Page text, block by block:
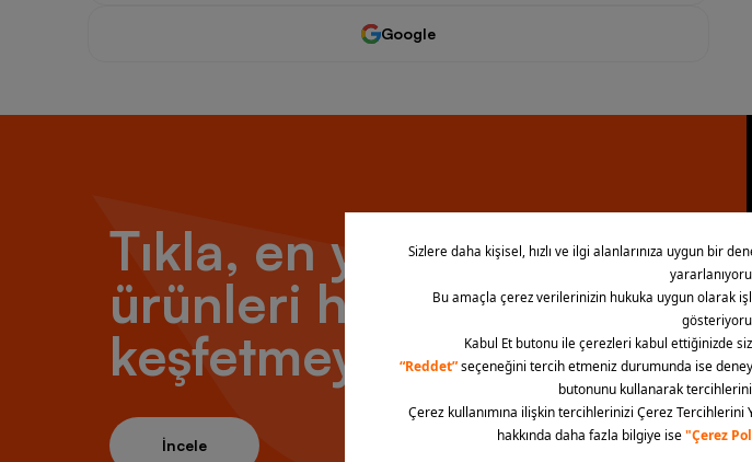
Google
Tıkla, en yeni
ürünleri hemen
keşfetmeye başla!
İncele